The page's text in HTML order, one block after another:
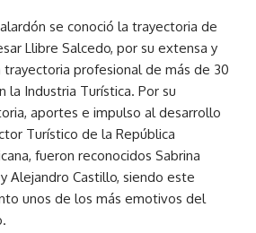
se conoció la trayectoria de
Llibre Salcedo, por su extensa y
trayectoria profesional de más de 30
la Industria Turística. Por su
aportes e impulso al desarrollo
Turístico de la República
fueron reconocidos Sabrina
Alejandro Castillo, siendo este
unos de los más emotivos del